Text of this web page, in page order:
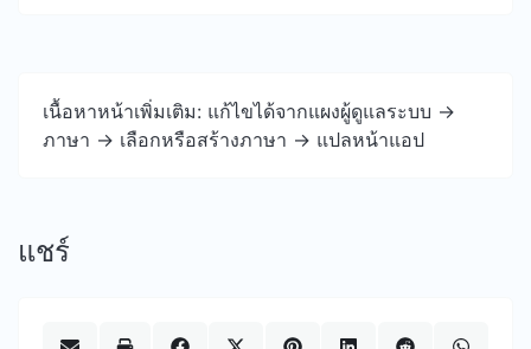
เนื้อหาหน้าเพิ่มเติม: แก้ไขได้จากแผงผู้ดูแลระบบ ->
ภาษา -> เลือกหรือสร้างภาษา -> แปลหน้าแอป
แชร์